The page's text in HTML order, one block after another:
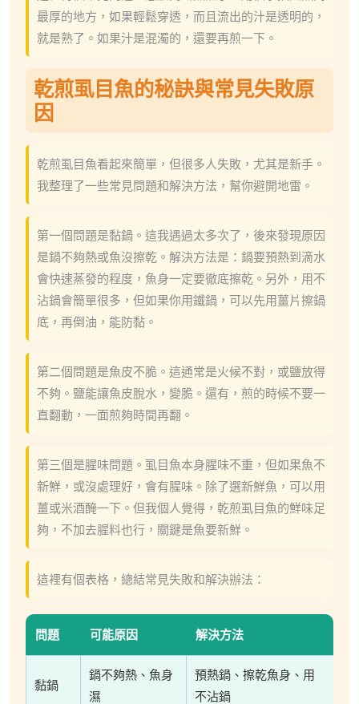
最厚的地方，如果輕鬆穿透，而且流出的汁是透明的，
就是熟了。如果汁是混濁的，還要再煎一下。
乾煎虱目魚的秘訣與常見失敗原
因
乾煎虱目魚看起來簡單，但很多人失敗，尤其是新手。
我整理了一些常見問題和解決方法，幫你避開地雷。
第一個問題是黏鍋。這我遇過太多次了，後來發現原因
是鍋不夠熱或魚沒擦乾。解決方法是：鍋要預熱到滴水
會快速蒸發的程度，魚身一定要徹底擦乾。另外，用不
沾鍋會簡單很多，但如果你用鐵鍋，可以先用薑片擦鍋
底，再倒油，能防黏。
第二個問題是魚皮不脆。這通常是火候不對，或鹽放得
不夠。鹽能讓魚皮脫水，變脆。還有，煎的時候不要一
直翻動，一面煎夠時間再翻。
第三個是腥味問題。虱目魚本身腥味不重，但如果魚不
新鮮，或沒處理好，會有腥味。除了選新鮮魚，可以用
薑或米酒醃一下。但我個人覺得，乾煎虱目魚的鮮味足
夠，不加去腥料也行，關鍵是魚要新鮮。
這裡有個表格，總結常見失敗和解決辦法：
問題 可能原因 解決方法
黏鍋
鍋不夠熱、魚身
濕
預熱鍋、擦乾魚身、用
不沾鍋